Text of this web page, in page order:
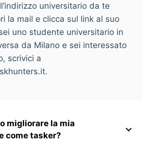
universitario da te
la mail e clicca sul link al suo
uno studente universitario in
da Milano e sei interessato
scrivici a
.
migliorare la mia
come tasker?